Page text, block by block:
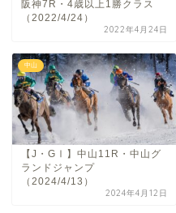
阪神7R・4歳以上1勝クラス
（2022/4/24）
2022年4月24日
中山
【J・GⅠ】中山11R・中山グ
ランドジャンプ
（2024/4/13）
2024年4月12日